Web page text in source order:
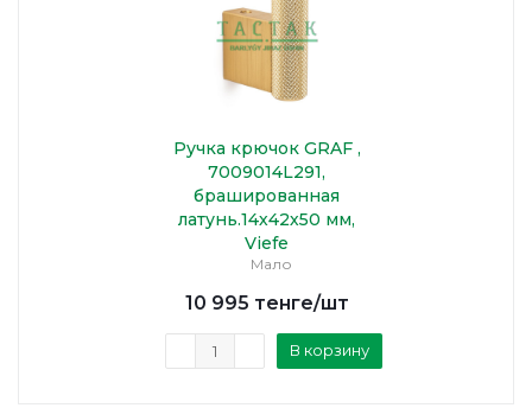
Ручка крючок GRAF ,
7009014L291,
брашированная
латунь.14х42х50 мм,
Viefe
Мало
10 995 тенге/шт
В корзину